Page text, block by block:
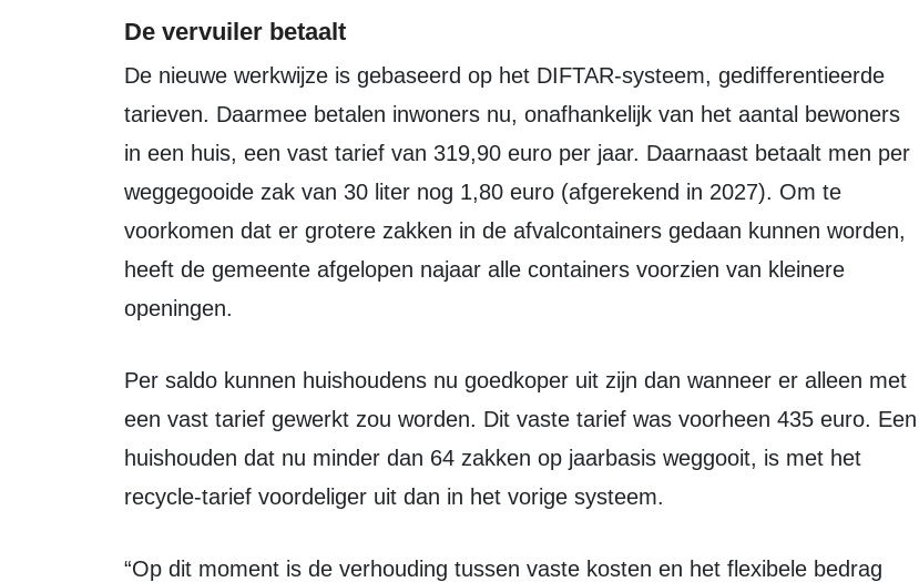
De vervuiler betaalt
De nieuwe werkwijze is gebaseerd op het DIFTAR-systeem, gedifferentieerde
tarieven. Daarmee betalen inwoners nu, onafhankelijk van het aantal bewoners
in een huis, een vast tarief van 319,90 euro per jaar. Daarnaast betaalt men per
weggegooide zak van 30 liter nog 1,80 euro (afgerekend in 2027). Om te
voorkomen dat er grotere zakken in de afvalcontainers gedaan kunnen worden,
heeft de gemeente afgelopen najaar alle containers voorzien van kleinere
openingen.
Per saldo kunnen huishoudens nu goedkoper uit zijn dan wanneer er alleen met
een vast tarief gewerkt zou worden. Dit vaste tarief was voorheen 435 euro. Een
huishouden dat nu minder dan 64 zakken op jaarbasis weggooit, is met het
recycle-tarief voordeliger uit dan in het vorige systeem.
“Op dit moment is de verhouding tussen vaste kosten en het flexibele bedrag